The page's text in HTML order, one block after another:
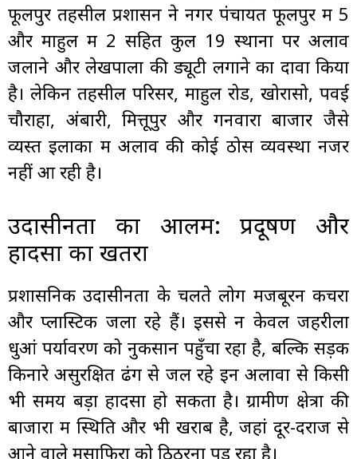
फूलपुर तहसील प्रशासन ने नगर पंचायत फूलपुर में 5
और माहुल में 2 सहित कुल 19 स्थानों पर अलाव
जलाने और लेखपालों की ड्यूटी लगाने का दावा किया
है। लेकिन तहसील परिसर, माहुल रोड, खोरासो, पवई
चौराहा, अंबारी, मित्तूपुर और गनवारा बाजार जैसे
व्यस्त इलाकों में अलाव की कोई ठोस व्यवस्था नजर
नहीं आ रही है।
उदासीनता का आलम: प्रदूषण और
हादसों का खतरा
प्रशासनिक उदासीनता के चलते लोग मजबूरन कचरा
और प्लास्टिक जला रहे हैं। इससे न केवल जहरीला
धुआं पर्यावरण को नुकसान पहुँचा रहा है, बल्कि सड़क
किनारे असुरक्षित ढंग से जल रहे इन अलावों से किसी
भी समय बड़ा हादसा हो सकता है। ग्रामीण क्षेत्रों की
बाजारों में स्थिति और भी खराब है, जहां दूर-दराज से
आने वाले मुसाफिरों को ठिठुरना पड़ रहा है।